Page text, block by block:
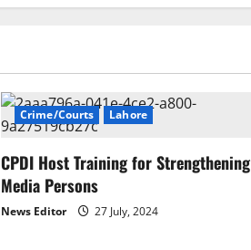
Crime/Courts Lahore
CPDI Host Training for Strengthening
Media Persons
News Editor 27 July, 2024